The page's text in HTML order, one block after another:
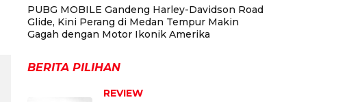
PUBG MOBILE Gandeng Harley-Davidson Road
Glide, Kini Perang di Medan Tempur Makin
Gagah dengan Motor Ikonik Amerika
BERITA PILIHAN
REVIEW